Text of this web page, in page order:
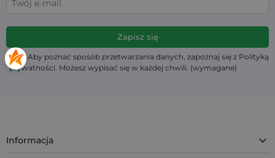
Aby poznać sposób przetwarzania danych, zapoznaj się z Polityką
prywatności. Możesz wypisać się w każdej chwili. (wymagane)
Informacja